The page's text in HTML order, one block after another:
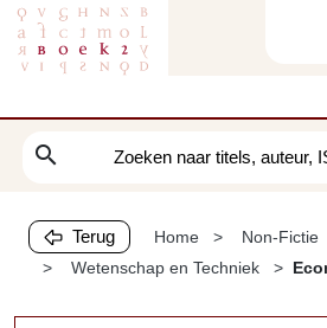
search
Terug Home
Non-Fictie
Wetenschap en Techniek